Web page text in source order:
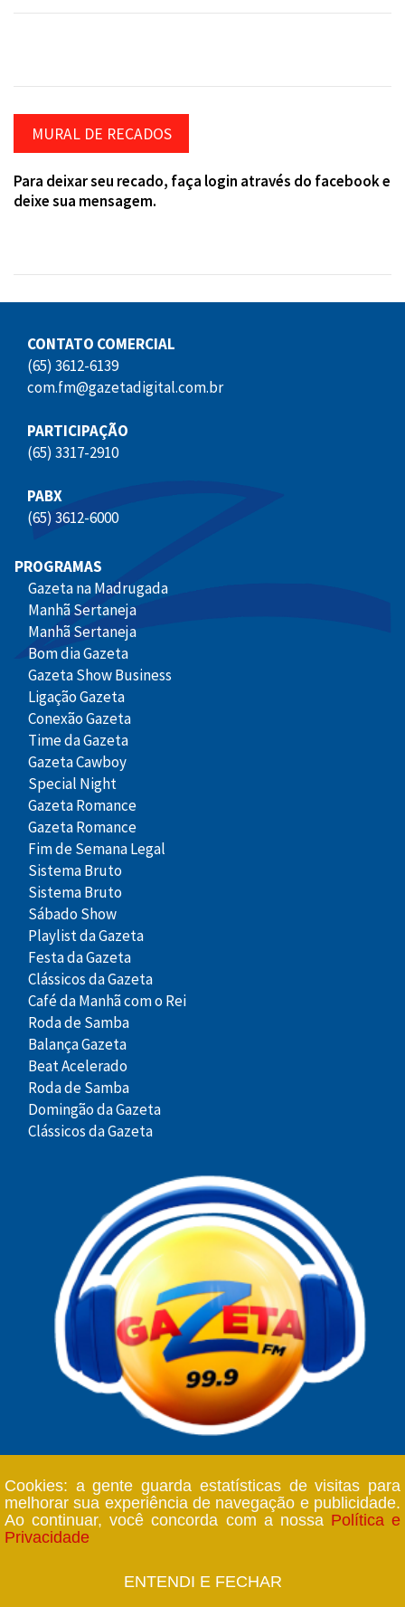
Cookies: a gente guarda estatísticas de visitas para
melhorar sua experiência de navegação e publicidade.
Ao continuar, você concorda com a nossa Política e
Privacidade
ENTENDI E FECHAR
MURAL DE RECADOS
Para deixar seu recado, faça login através do facebook e
deixe sua mensagem.
CONTATO COMERCIAL
(65) 3612-6139
com.fm@gazetadigital.com.br
PARTICIPAÇÃO
(65) 3317-2910
PABX
(65) 3612-6000
PROGRAMAS
Gazeta na Madrugada
Manhã Sertaneja
Manhã Sertaneja
Bom dia Gazeta
Gazeta Show Business
Ligação Gazeta
Conexão Gazeta
Time da Gazeta
Gazeta Cawboy
Special Night
Gazeta Romance
Gazeta Romance
Fim de Semana Legal
Sistema Bruto
Sistema Bruto
Sábado Show
Playlist da Gazeta
Festa da Gazeta
Clássicos da Gazeta
Café da Manhã com o Rei
Roda de Samba
Balança Gazeta
Beat Acelerado
Roda de Samba
Domingão da Gazeta
Clássicos da Gazeta
Copyright © 2018 Rádio Gazeta FM - 99,9 - Todos os